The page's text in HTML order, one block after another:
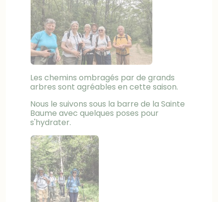
Les chemins ombragés par de grands
arbres sont agréables en cette saison.
Nous le suivons sous la barre de la Sainte
Baume avec quelques poses pour
s'hydrater.